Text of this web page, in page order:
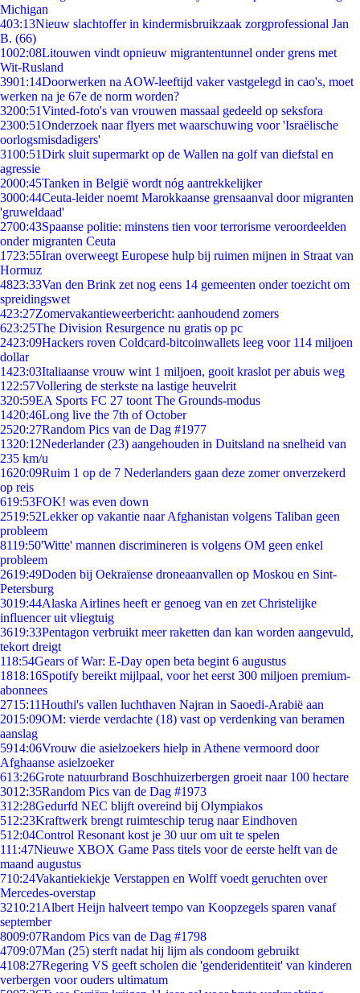
Michigan
403:13Nieuw slachtoffer in kindermisbruikzaak zorgprofessional Jan
B. (66)
1002:08Litouwen vindt opnieuw migrantentunnel onder grens met
Wit-Rusland
3901:14Doorwerken na AOW-leeftijd vaker vastgelegd in cao's, moet
werken na je 67e de norm worden?
3200:51Vinted-foto's van vrouwen massaal gedeeld op seksfora
2300:51Onderzoek naar flyers met waarschuwing voor 'Israëlische
oorlogsmisdadigers'
3100:51Dirk sluit supermarkt op de Wallen na golf van diefstal en
agressie
2000:45Tanken in België wordt nóg aantrekkelijker
3000:44Ceuta-leider noemt Marokkaanse grensaanval door migranten
'gruweldaad'
2700:43Spaanse politie: minstens tien voor terrorisme veroordeelden
onder migranten Ceuta
1723:55Iran overweegt Europese hulp bij ruimen mijnen in Straat van
Hormuz
4823:33Van den Brink zet nog eens 14 gemeenten onder toezicht om
spreidingswet
423:27Zomervakantieweerbericht: aanhoudend zomers
623:25The Division Resurgence nu gratis op pc
2423:09Hackers roven Coldcard-bitcoinwallets leeg voor 114 miljoen
dollar
1423:03Italiaanse vrouw wint 1 miljoen, gooit kraslot per abuis weg
1 22:57Vollering de sterkste na lastige heuvelrit
320:59EA Sports FC 27 toont The Grounds-modus
1420:46Long live the 7th of October
2520:27Random Pics van de Dag #1977
1320:12Nederlander (23) aangehouden in Duitsland na snelheid van
235 km/u
1620:09Ruim 1 op de 7 Nederlanders gaan deze zomer onverzekerd
op reis
619:53FOK! was even down
2519:52Lekker op vakantie naar Afghanistan volgens Taliban geen
probleem
8119:50'Witte' mannen discrimineren is volgens OM geen enkel
probleem
2619:49Doden bij Oekraïense droneaanvallen op Moskou en Sint-
Petersburg
3019:44Alaska Airlines heeft er genoeg van en zet Christelijke
influencer uit vliegtuig
3619:33Pentagon verbruikt meer raketten dan kan worden aangevuld,
tekort dreigt
118:54Gears of War: E-Day open beta begint 6 augustus
1818:16Spotify bereikt mijlpaal, voor het eerst 300 miljoen premium-
abonnees
2715:11Houthi's vallen luchthaven Najran in Saoedi-Arabië aan
2015:09OM: vierde verdachte (18) vast op verdenking van beramen
aanslag
5914:06Vrouw die asielzoekers hielp in Athene vermoord door
Afghaanse asielzoeker
613:26Grote natuurbrand Boschhuizerbergen groeit naar 100 hectare
3012:35Random Pics van de Dag #1973
312:28Gedurfd NEC blijft overeind bij Olympiakos
512:23Kraftwerk brengt ruimteschip terug naar Eindhoven
512:04Control Resonant kost je 30 uur om uit te spelen
111:47Nieuwe XBOX Game Pass titels voor de eerste helft van de
maand augustus
710:24Vakantiekiekje Verstappen en Wolff voedt geruchten over
Mercedes-overstap
3210:21 Albert Heijn halveert tempo van Koopzegels sparen vanaf
september
8009:07Random Pics van de Dag #1798
4709:07Man (25) sterft nadat hij lijm als condoom gebruikt
4108:27Regering VS geeft scholen die 'genderidentiteit' van kinderen
verbergen voor ouders ultimatum